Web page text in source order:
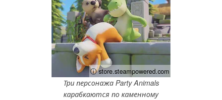
ⓘ store.steampowered.com
Три персонажа Party Animals
карабкаются по каменному